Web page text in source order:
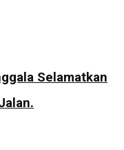
Selamatkan